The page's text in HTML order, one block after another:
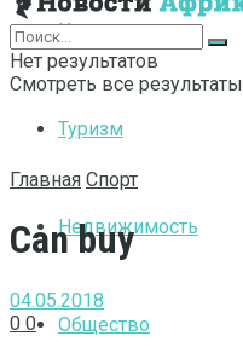
Интернет
Туризм
Недвижимость
Общество
Нет результатов
Смотреть все результаты
Главная Спорт
Can buy
04.05.2018
0 0